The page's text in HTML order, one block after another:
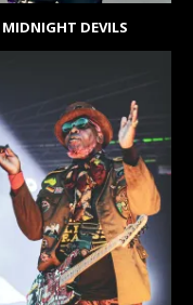
MIDNIGHT DEVILS